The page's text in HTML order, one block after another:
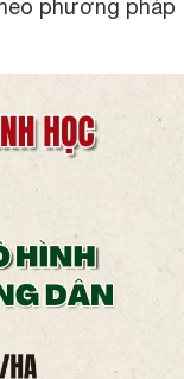
phương pháp